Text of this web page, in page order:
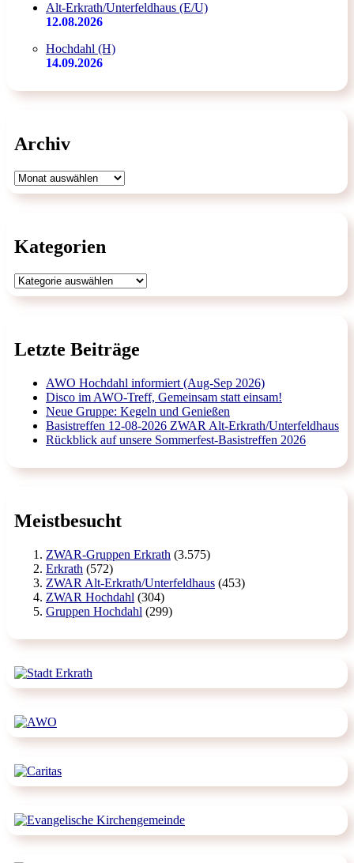
Alt-Erkrath/Unterfeldhaus (E/U)
12.08.2026
Hochdahl (H)
14.09.2026
Archiv
Archiv
Kategorien
Kategorien
Letzte Beiträge
AWO Hochdahl informiert (Aug-Sep 2026)
Disco im AWO-Treff, Gemeinsam statt einsam!
Neue Gruppe: Kegeln und Genießen
Basistreffen 12-08-2026 ZWAR Alt-Erkrath/Unterfeldhaus
Rückblick auf unsere Sommerfest-Basistreffen 2026
Meistbesucht
ZWAR-Gruppen Erkrath (3.575)
Erkrath (572)
ZWAR Alt-Erkrath/Unterfeldhaus (453)
ZWAR Hochdahl (304)
Gruppen Hochdahl (299)